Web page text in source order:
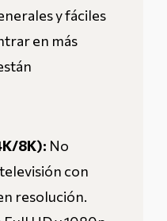
y fáciles
en más
8K): No
con
resolución.